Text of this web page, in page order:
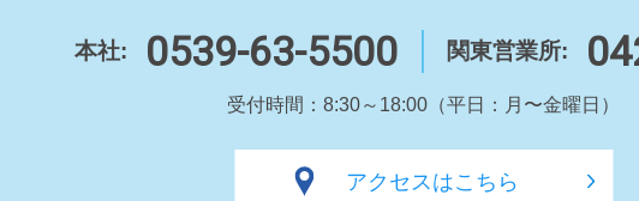
本社: 0539-63-5500 関東営業所:
受付時間：8:30～18:00（平日：月〜金曜日）
アクセスはこちら